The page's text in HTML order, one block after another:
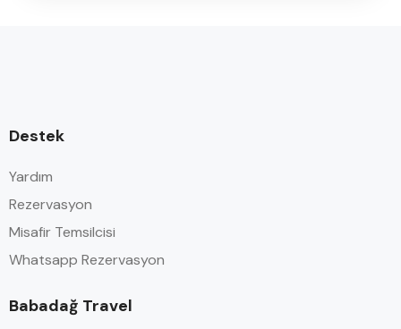
Destek
Yardım
Rezervasyon
Misafir Temsilcisi
Whatsapp Rezervasyon
Babadağ Travel